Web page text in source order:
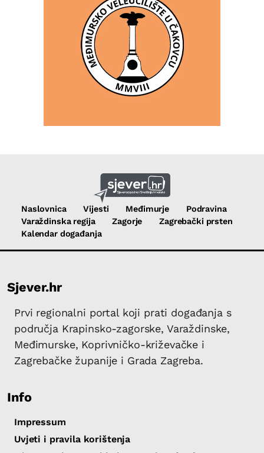
Naslovnica Vijesti Međimurje
Podravina
Varaždinska regija
Zagorje
Zagrebački prsten
Kalendar događanja
Sjever.hr
Prvi regionalni portal koji prati događanja s
područja Krapinsko-zagorske, Varaždinske,
Međimurske, Koprivničko-križevačke i
Zagrebačke županije i Grada Zagreba.
Info
Impressum
Uvjeti i pravila korištenja